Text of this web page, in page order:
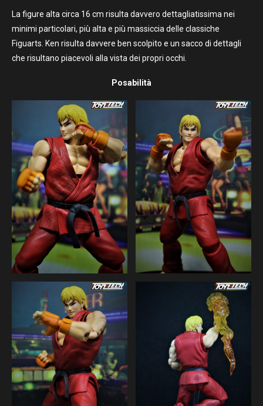
La figure alta circa 16 cm risulta davvero dettagliatissima nei
minimi particolari, più alta e più massiccia delle classiche
Figuarts. Ken risulta davvere ben scolpito e un sacco di dettagli
che risultano piacevoli alla vista dei propri occhi.
Posabilità